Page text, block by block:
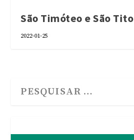
São Timóteo e São Tito
2022-01-25